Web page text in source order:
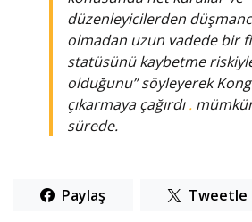
düzenleyicilerden
olmadan uzun vadede bir
statüsünü kaybetme
olduğunu” söyleyerek
çıkarmaya çağırdı.
sürede.
Paylaş Tweetle